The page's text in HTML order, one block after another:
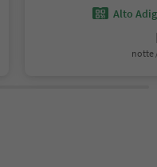
Alto
notte